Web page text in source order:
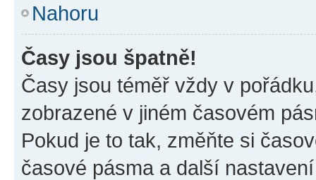
Nahoru
Časy jsou špatně!
Časy jsou téměř vždy v
zobrazené v jiném časovém
Pokud je to tak, změňte si
časové pásma a další